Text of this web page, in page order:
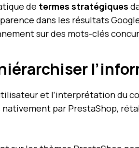
de termes stratégiques
dans les résultats
sur des mots-clés
et l’interprétation du
par PrestaShop,